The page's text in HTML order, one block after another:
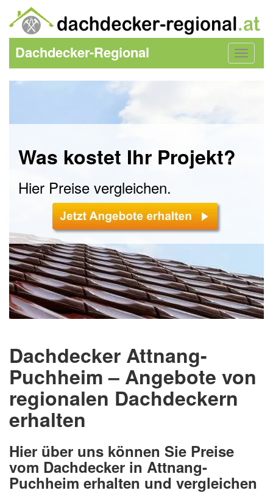
Toggle
Dachdecker-Regional
Was kostet Ihr Projekt?
Hier Preise vergleichen.
Dachdecker Attnang-
Puchheim – Angebote von
regionalen Dachdeckern
erhalten
Hier über uns können Sie Preise
vom Dachdecker in Attnang-
Puchheim erhalten und vergleichen